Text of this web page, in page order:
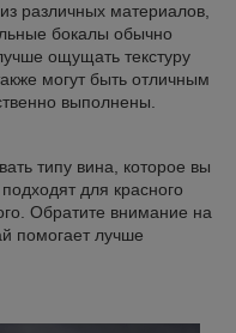
различных материалов,
бокалы обычно
ощущать текстуру
могут быть отличным
выполнены.
типу вина, которое вы
для красного
Обратите внимание на
помогает лучше